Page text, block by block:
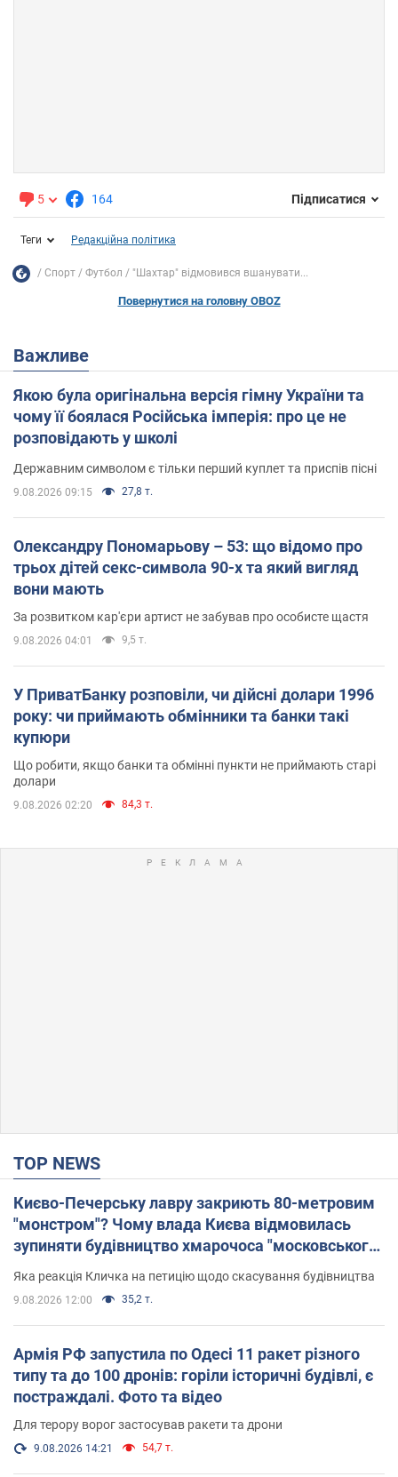
5 164 Підписатися
Теги Редакційна політика
Спорт Футбол "Шахтар" відмовився вшанувати...
Повернутися на головну OBOZ
Важливе
Якою була оригінальна версія гімну України та
чому її боялася Російська імперія: про це не
розповідають у школі
Державним символом є тільки перший куплет та приспів пісні
9.08.2026 09:15 27,8 т.
Олександру Пономарьову – 53: що відомо про
трьох дітей секс-символа 90-х та який вигляд
вони мають
За розвитком кар'єри артист не забував про особисте щастя
9.08.2026 04:01 9,5 т.
У ПриватБанку розповіли, чи дійсні долари 1996
року: чи приймають обмінники та банки такі
купюри
Що робити, якщо банки та обмінні пункти не приймають старі
долари
9.08.2026 02:20 84,3 т.
TOP NEWS
Києво-Печерську лавру закриють 80-метровим
"монстром"? Чому влада Києва відмовилась
зупиняти будівництво хмарочоса "московського
вірянина"
Яка реакція Кличка на петицію щодо скасування будівництва
9.08.2026 12:00 35,2 т.
Армія РФ запустила по Одесі 11 ракет різного
типу та до 100 дронів: горіли історичні будівлі, є
постраждалі. Фото та відео
Для терору ворог застосував ракети та дрони
9.08.2026 14:21 54,7 т.